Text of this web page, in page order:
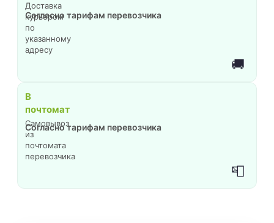
🚚
Доставка
курьером
по
указанному
адресу
Согласно тарифам перевозчика
📮
В
почтомат
Самовывоз
из
почтомата
перевозчика
Согласно тарифам перевозчика